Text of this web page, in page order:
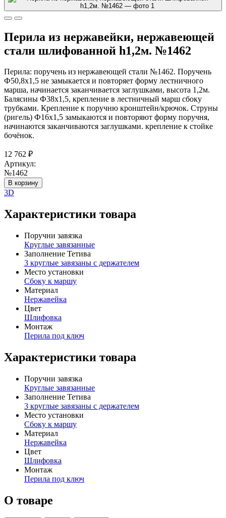
Перила из нержавейки, нержавеющей
стали шлифованной h1,2м. №1462
Перила: поручень из нержавеющей стали №1462. Поручень
Ф50,8х1,5 не замыкается и повторяет форму лестничного
марша, начинается заканчивается заглушками, высота 1,2м.
Балясины Ф38х1,5, крепление в лестничный марш сбоку
трубками. Крепление к поручню кронштейн/крючок. Струны
(ригель) Ф16х1,5 замыкаются и повторяют форму поручня,
начинаются заканчиваются заглушками. крепление к стойке
бочёнок.
12 762 ₽
Артикул:
№1462
В корзину
3D
Характеристики товара
Поручни завязка
Круглые завязанные
Заполнение Тетива
3 круглые завязаны с держателем
Место установки
Сбоку к маршу
Материал
Нержавейка
Цвет
Шлифовка
Монтаж
Перила под ключ
Характеристики товара
Поручни завязка
Круглые завязанные
Заполнение Тетива
3 круглые завязаны с держателем
Место установки
Сбоку к маршу
Материал
Нержавейка
Цвет
Шлифовка
Монтаж
Перила под ключ
О товаре